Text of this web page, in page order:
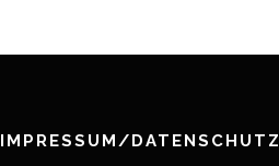
IMPRESSUM/DATENSCHUTZ